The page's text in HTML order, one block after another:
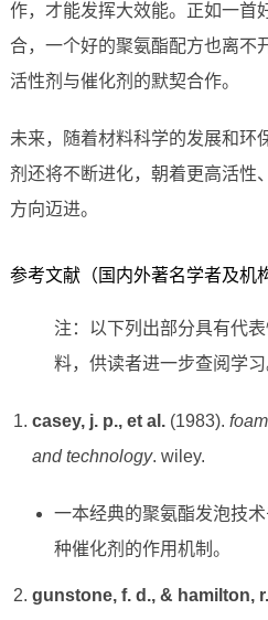
作，才能发挥大效能。正如一首
合，一个好的聚氨酯配方也离不
活性剂与催化剂的默契合作。
未来，随着材料科学的发展和环
剂还将不断进化，朝着更高活性
方向迈进。
参考文献（国内外著名学者及机
注：以下列出部分具有代
料，供读者进一步查阅学习
casey, j. p., et al.(1983).
and technology. wiley.
一本经典的聚氨酯发泡技
种催化剂的作用机制。
gunstone, f. d., & hamilton,